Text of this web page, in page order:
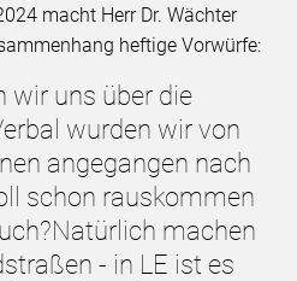
macht Herr Dr. Wächter
heftige Vorwürfe:
wir uns über die
wurden wir von
angegangen nach
schon rauskommen
machen
- in LE ist es